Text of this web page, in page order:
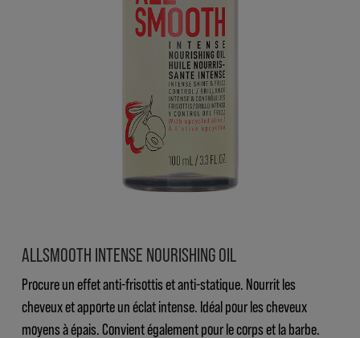
ALLSMOOTH INTENSE NOURISHING OIL
Procure un effet anti-frisottis et anti-statique. Nourrit les
cheveux et apporte un éclat intense. Idéal pour les cheveux
moyens à épais. Convient également pour le corps et la barbe.